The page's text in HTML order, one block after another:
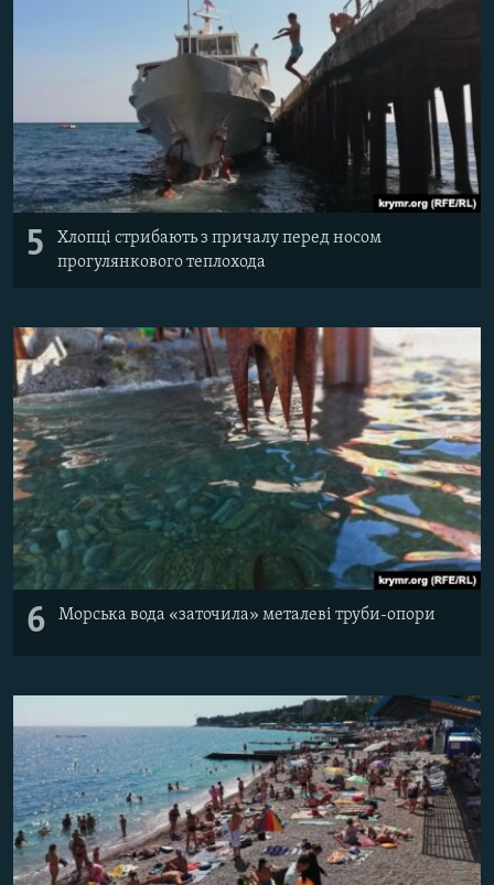
5
Хлопці стрибають з причалу перед носом
прогулянкового теплохода
6 Морська вода «заточила» металеві труби-опори